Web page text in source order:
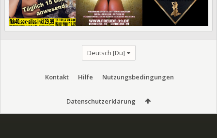
Deutsch [Du]
Kontakt Hilfe Nutzungsbedingungen
Datenschutzerklärung